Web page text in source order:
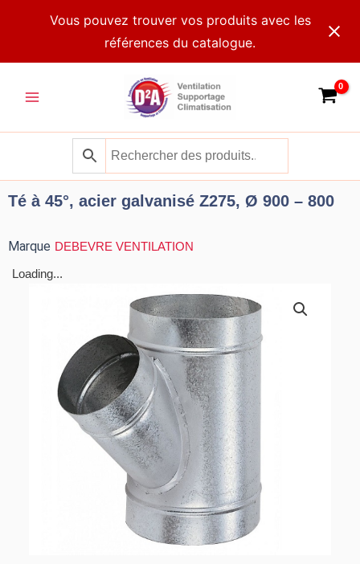
Vous pouvez trouver vos produits avec les
références du catalogue.
Menu
Té à 45°, acier galvanisé Z275, Ø 900 – 800
Marque DEBEVRE VENTILATION
Loading...